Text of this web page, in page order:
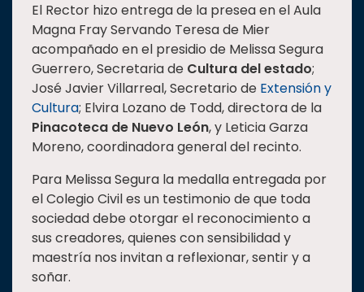
El Rector hizo entrega de la presea en el Aula
Magna Fray Servando Teresa de Mier
acompañado en el presidio de Melissa Segura
Guerrero, Secretaria de Cultura del estado;
José Javier Villarreal, Secretario de Extensión y
Cultura; Elvira Lozano de Todd, directora de la
Pinacoteca de Nuevo León, y Leticia Garza
Moreno, coordinadora general del recinto.
Para Melissa Segura la medalla entregada por
el Colegio Civil es un testimonio de que toda
sociedad debe otorgar el reconocimiento a
sus creadores, quienes con sensibilidad y
maestría nos invitan a reflexionar, sentir y a
soñar.